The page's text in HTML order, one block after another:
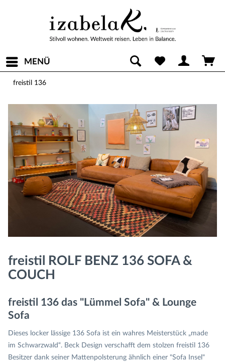
MENÜ
freistil 136
freistil ROLF BENZ 136 SOFA &
COUCH
freistil 136 das "Lümmel Sofa" & Lounge
Sofa
Dieses locker lässige 136 Sofa ist ein wahres Meisterstück „made
im Schwarzwald“. Beck Design verschafft dem stolzen freistil 136
Besitzer dank seiner Mattenpolsterung ähnlich einer "Sofa Insel"